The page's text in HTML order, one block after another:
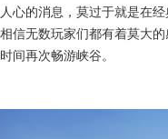
心的消息，莫过于就是在
信无数玩家们都有着莫大
间再次畅游峡谷。